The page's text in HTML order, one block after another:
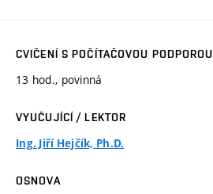
CVIČENÍ S POČÍTAČOVOU PODPOROU
13 hod., povinná
VYUČUJÍCÍ / LEKTOR
Ing. Jiří Hejčík, Ph.D.
OSNOVA